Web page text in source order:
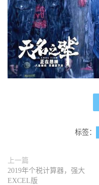
标签：
上一篇
2019年个税计算器，强大
EXCEL版